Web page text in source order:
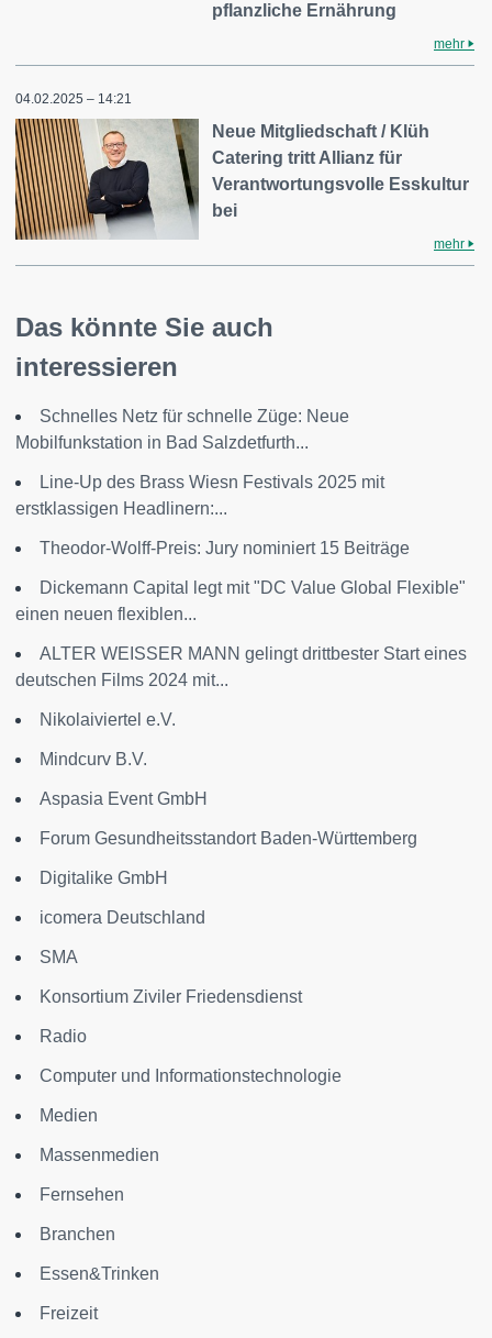
pflanzliche Ernährung
mehr
04.02.2025 – 14:21
Neue Mitgliedschaft / Klüh
Catering tritt Allianz für
Verantwortungsvolle Esskultur
bei
mehr
Das könnte Sie auch
interessieren
Schnelles Netz für schnelle Züge: Neue
Mobilfunkstation in Bad Salzdetfurth...
Line-Up des Brass Wiesn Festivals 2025 mit
erstklassigen Headlinern:...
Theodor-Wolff-Preis: Jury nominiert 15 Beiträge
Dickemann Capital legt mit "DC Value Global Flexible"
einen neuen flexiblen...
ALTER WEISSER MANN gelingt drittbester Start eines
deutschen Films 2024 mit...
Nikolaiviertel e.V.
Mindcurv B.V.
Aspasia Event GmbH
Forum Gesundheitsstandort Baden-Württemberg
Digitalike GmbH
icomera Deutschland
SMA
Konsortium Ziviler Friedensdienst
Radio
Computer und Informationstechnologie
Medien
Massenmedien
Fernsehen
Branchen
Essen&Trinken
Freizeit